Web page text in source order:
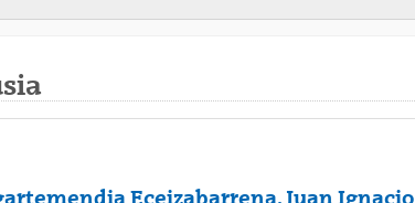
Eceizabarrena, Juan Ignacio